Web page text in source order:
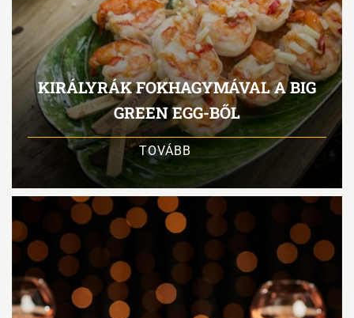
KIRÁLYRÁK FOKHAGYMÁVAL A BIG
GREEN EGG-BŐL
TOVÁBB